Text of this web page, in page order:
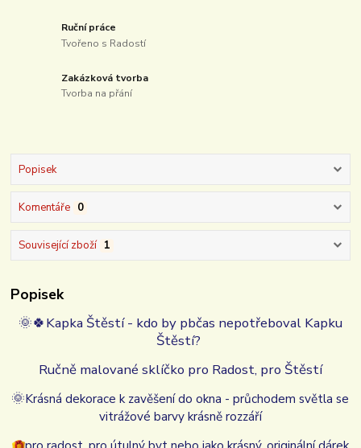
Ruční práce
Tvořeno s Radostí
Zakázková tvorba
Tvorba na přání
Popisek
Komentáře 0
Související zboží 1
Popisek
🌞🍀Kapka Štěstí - kdo by pbčas nepotřeboval Kapku
Štěstí?
Ručně malované sklíčko pro Radost, pro Štěstí
🌞Krásná dekoracek zavěšení do okna - průchodem světla se
vitrážové barvy krásně rozzáří